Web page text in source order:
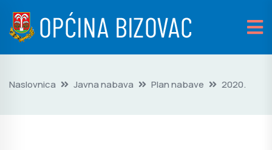
Naslovnica Javna nabava Plan nabave 2020.